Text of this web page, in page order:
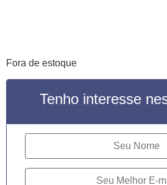
Fora de estoque
Tenho interesse